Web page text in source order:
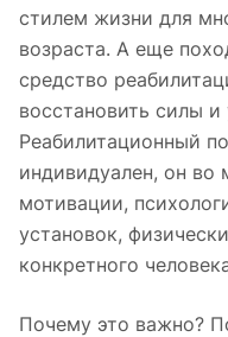
стилем жизни для
возраста. А еще
средство
восстановить силы
Реабилитационный
индивидуален, он во
мотивации,
установок,
конкретного
Почему это важно?